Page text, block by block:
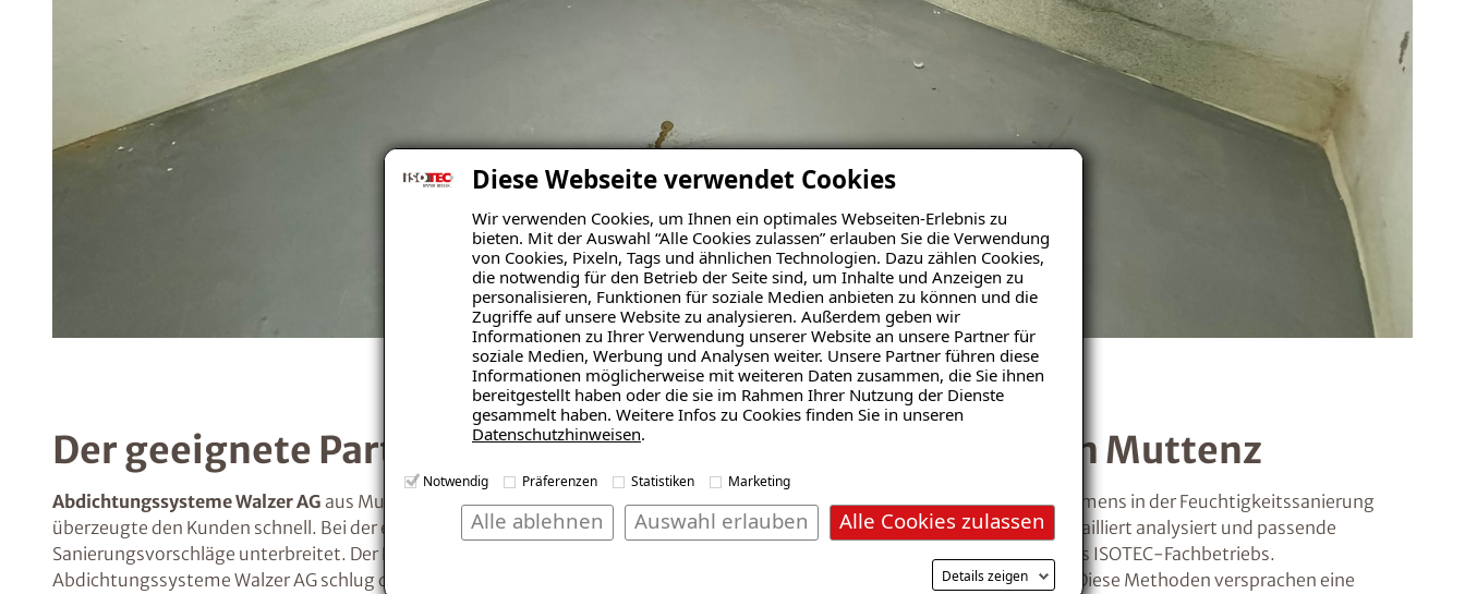
Diese Webseite verwendet Cookies
Wir verwenden Cookies, um Ihnen ein optimales Webseiten-Erlebnis zu
bieten. Mit der Auswahl “Alle Cookies zulassen” erlauben Sie die Verwendung
von Cookies, Pixeln, Tags und ähnlichen Technologien. Dazu zählen Cookies,
die notwendig für den Betrieb der Seite sind, um Inhalte und Anzeigen zu
personalisieren, Funktionen für soziale Medien anbieten zu können und die
Zugriffe auf unsere Website zu analysieren. Außerdem geben wir
Informationen zu Ihrer Verwendung unserer Website an unsere Partner für
soziale Medien, Werbung und Analysen weiter. Unsere Partner führen diese
Informationen möglicherweise mit weiteren Daten zusammen, die Sie ihnen
bereitgestellt haben oder die sie im Rahmen Ihrer Nutzung der Dienste
gesammelt haben. Weitere Infos zu Cookies finden Sie in unseren
Datenschutzhinweisen.
Notwendig Präferenzen Statistiken Marketing
Alle Cookies zulassen
Auswahl erlauben
Alle ablehnen
Details zeigen
Der geeignete Partner: Abdichtungssysteme Walzer AG in Muttenz
Abdichtungssysteme Walzer AG aus Muttenz war der ideale Partner für dieses Sanierungsprojekt. Die Expertise des Unternehmens in der Feuchtigkeitssanierung
überzeugte den Kunden schnell. Bei der ersten Besichtigung durch einen erfahrenen Projektmanager wurden die Schäden detailliert analysiert und passende
Sanierungsvorschläge unterbreitet. Der Kunde schätzte die professionelle Herangehensweise und das umfassende Wissen des ISOTEC-Fachbetriebs.
Abdichtungssysteme Walzer AG schlug die Anwendung der ISOTEC-Innenabdichtung und der ISOTEC-Horizontalsperre vor. Diese Methoden versprachen eine